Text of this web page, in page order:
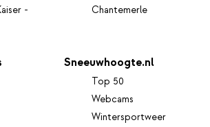
-
Chantemerle
Sneeuwhoogte.nl
Top 50
Webcams
Wintersportweer